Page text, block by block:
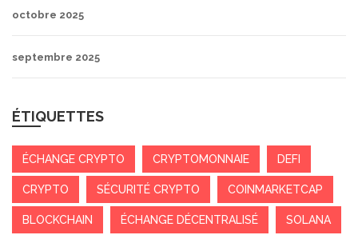
octobre 2025
septembre 2025
ÉTIQUETTES
ÉCHANGE CRYPTO CRYPTOMONNAIE DEFI
CRYPTO SÉCURITÉ CRYPTO COINMARKETCAP
BLOCKCHAIN ÉCHANGE DÉCENTRALISÉ SOLANA